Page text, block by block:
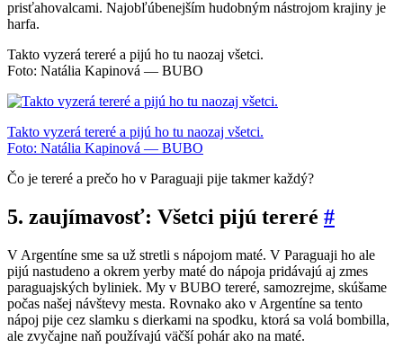
prisťahovalcami. Najobľúbenejším hudobným nástrojom krajiny je
harfa.
Takto vyzerá tereré a pijú ho tu naozaj všetci.
Foto: Natália Kapinová — BUBO
Takto vyzerá tereré a pijú ho tu naozaj všetci.
Foto: Natália Kapinová — BUBO
Čo je tereré a prečo ho v Paraguaji pije takmer každý?
5. zaujímavosť: Všetci pijú tereré #
V Argentíne sme sa už stretli s nápojom maté. V Paraguaji ho ale
pijú nastudeno a okrem yerby maté do nápoja pridávajú aj zmes
paraguajských byliniek. My v BUBO tereré, samozrejme, skúšame
počas našej návštevy mesta. Rovnako ako v Argentíne sa tento
nápoj pije cez slamku s dierkami na spodku, ktorá sa volá bombilla,
ale zvyčajne naň používajú väčší pohár ako na maté.